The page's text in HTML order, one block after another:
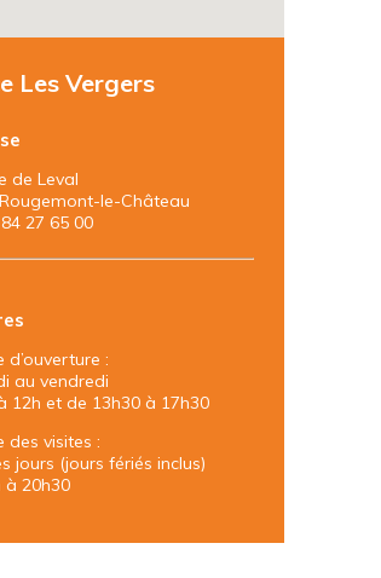
Les Vergers
de Leval
le-Château
27 65 00
d’ouverture :
au vendredi
12h et de 13h30 à 17h30
des visites :
jours (jours fériés inclus)
à 20h30